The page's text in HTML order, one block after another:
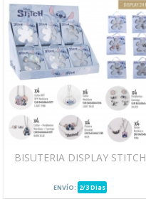
BISUTERIA DISPLAY STITCH
ENVÍO: 2/3 Dias